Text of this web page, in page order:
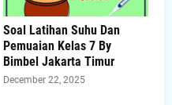
Soal Latihan Suhu Dan
Pemuaian Kelas 7 By
Bimbel Jakarta Timur
December 22, 2025